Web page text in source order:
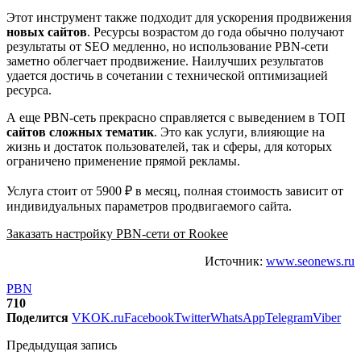
Этот инструмент также подходит для ускорения продвижения
новых сайтов. Ресурсы возрастом до года обычно получают
результаты от SEO медленно, но использование PBN-сети
заметно облегчает продвижение. Наилучших результатов
удается достичь в сочетании с технической оптимизацией
ресурса.
А еще PBN-сеть прекрасно справляется с выведением в ТОП
сайтов сложных тематик. Это как услуги, влияющие на
жизнь и достаток пользователей, так и сферы, для которых
ограничено применение прямой рекламы.
Услуга стоит от 5900 ₽ в месяц, полная стоимость зависит от
индивидуальных параметров продвигаемого сайта.
Заказать настройку PBN-сети от Rookee
Источник: www.seonews.ru
PBN
710
Поделится VKOK.ruFacebookTwitterWhatsAppTelegramViber
Предыдущая запись